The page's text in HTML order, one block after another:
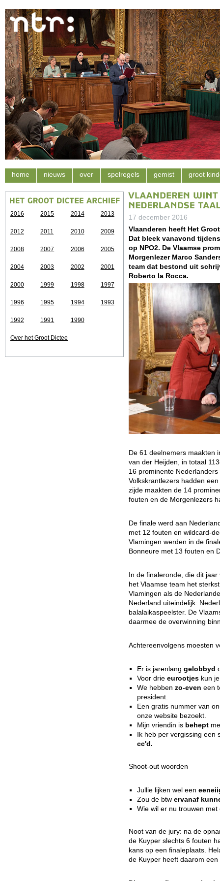
home nieuws over spelregels gemist groot
2016 2015 2014 2013
2012 2011 2010 2009
2008 2007 2006 2005
2004 2003 2002 2001
2000 1999 1998 1997
1996 1995 1994 1993
1992 1991 1990
Over het Groot Dictee
17 december 2016
Vlaanderen heeft Het
Dat bleek vanavond
op NPO2. De Vlaamse
Morgenlezer Marco
team dat bestond uit
Roberto la Rocca.
De 61 deelnemers maakten
van der Heijden, in totaal
16 prominente
Volkskrantlezers hadden
zijde maakten de 14
fouten en de Morgenlezers
De finale werd aan
met 12 fouten en wildcard-
Vlamingen werden in de
Bonneure met 13 fouten en
In de finaleronde, die dit
het Vlaamse team het
Vlamingen als de
Nederland uiteindelijk:
balalaikaspeelster. De
daarmee de overwinning
Achtereenvolgens moesten
Er is jarenlang gelobbyd
Voor drie eurootjes kun
We hebben zo-even een
president.
Een gratis nummer van
onze website bezoekt.
Mijn vriendin is behept
Ik heb per vergissing een
cc'd.
Shoot-out woorden
Jullie lijken wel een
Zou de btw ervanaf
Wie wil er nu trouwen
Noot van de jury: na de
de Kuyper slechts 6 fouten
kans op een finaleplaats.
de Kuyper heeft daarom